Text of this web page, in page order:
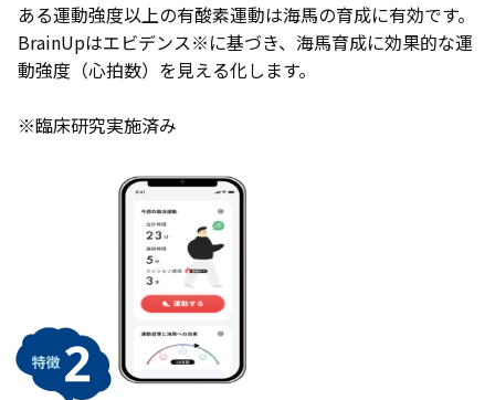
ある運動強度以上の有酸素運動は海馬の育成に有効です。
BrainUpはエビデンス※に基づき、海馬育成に効果的な運
動強度（心拍数）を見える化します。
※臨床研究実施済み